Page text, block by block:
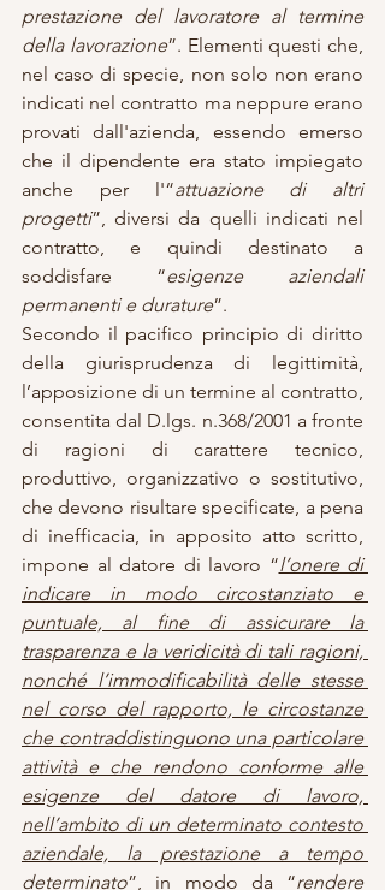
prestazione del lavoratore al termine
della lavorazione”. Elementi questi che,
nel caso di specie, non solo non erano
indicati nel contratto ma neppure erano
provati dall'azienda, essendo emerso
che il dipendente era stato impiegato
anche per l'“attuazione di altri
progetti”, diversi da quelli indicati nel
contratto, e quindi destinato a
soddisfare “esigenze aziendali
permanenti e durature”.
Secondo il pacifico principio di diritto
della giurisprudenza di legittimità,
l’apposizione di un termine al contratto,
consentita dal D.lgs. n.368/2001 a fronte
di ragioni di carattere tecnico,
produttivo, organizzativo o sostitutivo,
che devono risultare specificate, a pena
di inefficacia, in apposito atto scritto,
impone al datore di lavoro “l’onere di
indicare in modo circostanziato e
puntuale, al fine di assicurare la
trasparenza e la veridicità di tali ragioni,
nonché l’immodificabilità delle stesse
nel corso del rapporto, le circostanze
che contraddistinguono una particolare
attività e che rendono conforme alle
esigenze del datore di lavoro,
nell’ambito di un determinato contesto
aziendale, la prestazione a tempo
determinato”, in modo da “rendere